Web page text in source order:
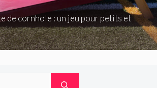
de cornhole : un jeu pour petits et